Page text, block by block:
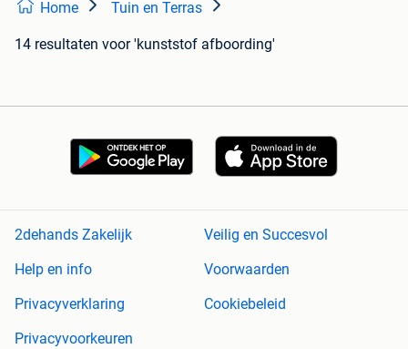
Home Tuin en Terras
14 resultaten voor 'kunststof afboording'
2dehands Zakelijk
Veilig en Succesvol
Help en info
Voorwaarden
Privacyverklaring
Cookiebeleid
Privacyvoorkeuren